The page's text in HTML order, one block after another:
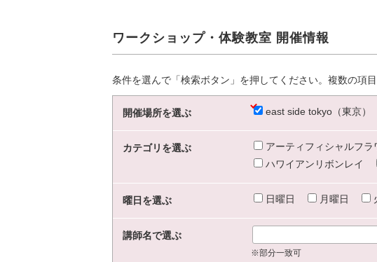
ワークショップ・体験教室 開催情報
条件を選んで「検索ボタン」を押してください。複数の項
開催場所を選ぶ east side tokyo（東京）
カテゴリを選ぶ アーティフィシャルフラ
ハワイアンリボンレイ
曜日を選ぶ 日曜日 月曜日
講師名で選ぶ
※部分一致可